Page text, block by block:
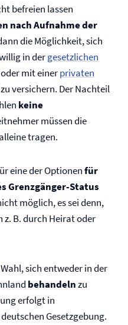
befreien lassen
nach Aufnahme der
die Möglichkeit, sich
in dergesetzlichen
mit einerprivaten
versichern. Der Nachteil
keine
müssen die
tragen.
eine der Optionenfür
Grenzgänger-Status
möglich, es sei denn,
B. durch Heirat oder
sich entweder in der
behandelnzu
erfolgt in
Gesetzgebung.